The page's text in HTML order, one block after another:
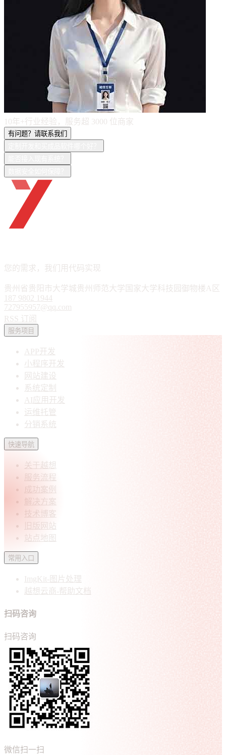
10年+行业经验，服务超 3000 位商家
有问题？请联系我们
您的需求，我们用代码实现
贵州省贵阳市大学城贵州师范大学国家大学科技园御物楼A区
187 9802 1944
727955957@qq.com
RSS 订阅
服务项目
APP开发
小程序开发
网站建设
系统定制
AI应用开发
运维托管
分销系统
快速导航
关于越想
服务流程
成功案例
解决方案
技术博客
旧版网站
站点地图
常用入口
ImgKit-图片处理
越想云商-帮助文档
扫码咨询
扫码咨询
微信扫一扫